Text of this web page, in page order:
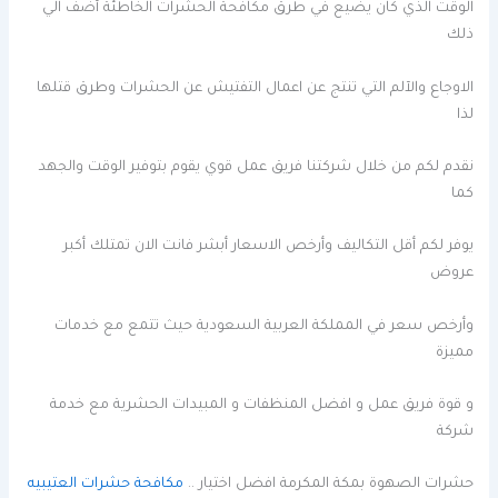
الوقت الذي كان يضيع في طرق مكافحة الحشرات الخاطئة أضف الي
ذلك
الاوجاع والآلم التي تنتج عن اعمال التفتيش عن الحشرات وطرق قتلها
لذا
نقدم لكم من خلال شركتنا فريق عمل قوي يقوم بتوفير الوقت والجهد
كما
يوفر لكم أقل التكاليف وأرخص الاسعار أبشر فانت الان تمتلك أكبر
عروض
وأرخص سعر في المملكة العربية السعودية حيث تتمع مع خدمات
مميزة
و قوة فريق عمل و افضل المنظفات و المبيدات الحشرية مع خدمة
شركة
حشرات الصهوة بمكة المكرمة افضل اختيار .. مكافحة حشرات العتيبيه